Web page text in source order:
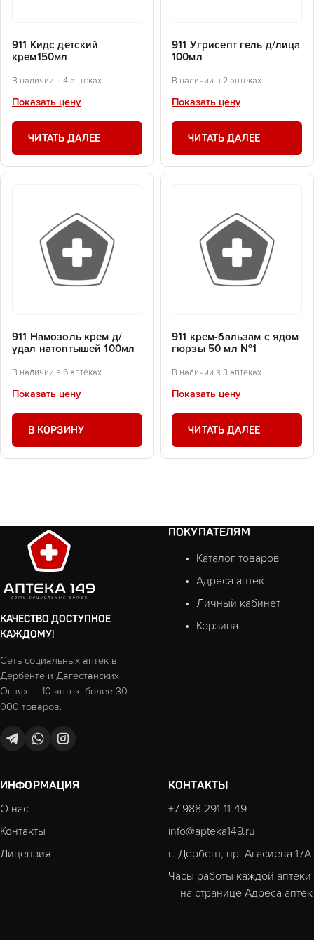
911 Кидс детский
крем150мл
В наличии в 4 аптеках
Показать цену
ЧИТАТЬ ДАЛЕЕ
911 Угрисепт гель д/лица
100мл
В наличии в 2 аптеках
Показать цену
ЧИТАТЬ ДАЛЕЕ
911 Намозоль крем д/
удал натоптышей 100мл
В наличии в 6 аптеках
Показать цену
В КОРЗИНУ
911 крем-бальзам с ядом
гюрзы 50 мл №1
В наличии в 3 аптеках
Показать цену
ЧИТАТЬ ДАЛЕЕ
КАЧЕСТВО ДОСТУПНОЕ
КАЖДОМУ!
Сеть социальных аптек в
Дербенте и Дагестанских
Огнях — 10 аптек, более 30
000 товаров.
ПОКУПАТЕЛЯМ
Каталог товаров
Адреса аптек
Личный кабинет
Корзина
ИНФОРМАЦИЯ
О нас
Контакты
Лицензия
КОНТАКТЫ
+7 988 291-11-49
info@apteka149.ru
г. Дербент, пр. Агасиева 17А
Часы работы каждой аптеки
— на странице Адреса аптек